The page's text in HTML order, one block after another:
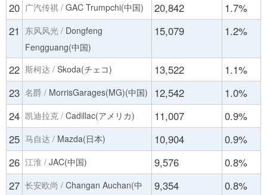
20 广汽传祺 / GAC Trumpchi(中国) 20,842
1.7%
21
东风风光 / Dongfeng
Fengguang(中国)
15,079 1.2%
22 斯柯达 / Skoda(チェコ) 13,522
1.1%
23 名爵 / MorrisGarages(MG)(中国) 12,542
1.0%
24 凯迪拉克 / Cadillac(アメリカ) 11,007
0.9%
25 马自达 / Mazda(日本) 10,904
0.9%
26 江淮 / JAC(中国) 9,576
0.8%
27 长安欧尚 / Changan Auchan(中
9,354 0.8%